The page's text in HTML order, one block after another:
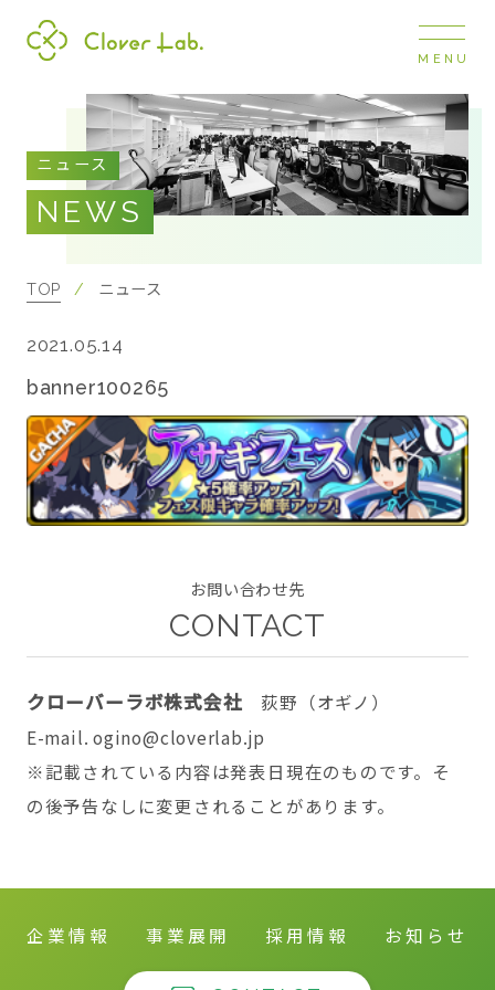
COMPANY
企業情報
ナビ
事業展開
RECRUIT
採用情報
NEWS
お知らせ
CONTACT
twitter facebook
MENU
ニュース
NEWS
TOP ニュース
banner100265
2021.05.14
お問い合わせ先
CONTACT
クローバーラボ株式会社 荻野（オギノ）
E-mail. ogino@cloverlab.jp
※記載されている内容は発表日現在のものです。そ
の後予告なしに変更されることがあります。
企業情報 事業展開 採用情報 お知らせ